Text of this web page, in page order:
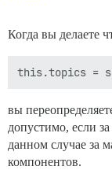
Когда вы делаете
вы
допустимо, если
данном случае за
компонентов.